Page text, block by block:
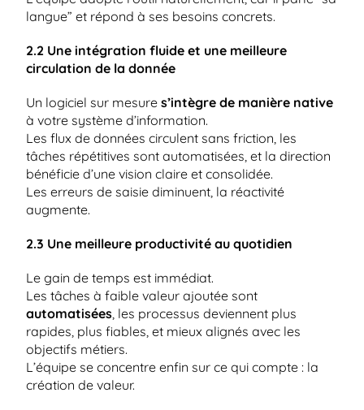
langue” et répond à ses besoins concrets.
2.2 Une intégration fluide et une meilleure
circulation de la donnée
Un logiciel sur mesure s’intègre de manière native
à votre système d’information.
Les flux de données circulent sans friction, les
tâches répétitives sont automatisées, et la direction
bénéficie d’une vision claire et consolidée.
Les erreurs de saisie diminuent, la réactivité
augmente.
2.3 Une meilleure productivité au quotidien
Le gain de temps est immédiat.
Les tâches à faible valeur ajoutée sont
automatisées, les processus deviennent plus
rapides, plus fiables, et mieux alignés avec les
objectifs métiers.
L’équipe se concentre enfin sur ce qui compte : la
création de valeur.